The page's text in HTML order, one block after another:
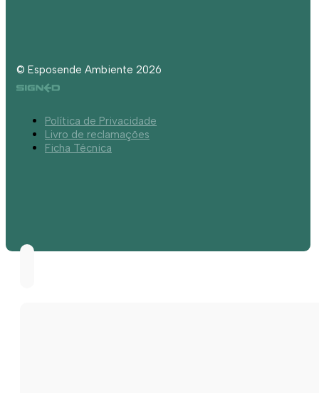
© Esposende Ambiente 2026
Política de Privacidade
Livro de reclamações
Ficha Técnica